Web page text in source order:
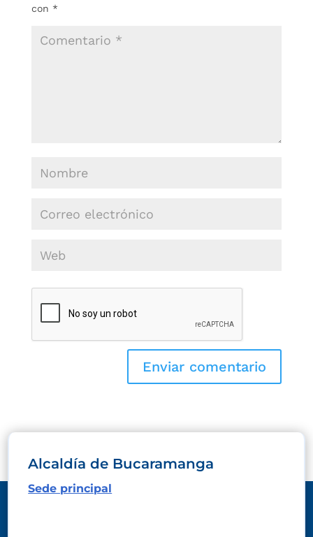
con *
Alcaldía de Bucaramanga
Sede principal